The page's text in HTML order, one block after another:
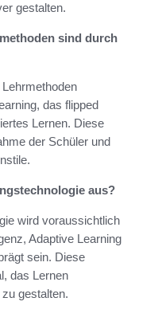
gestalten.
sind durch
das flipped
Lernen. Diese
der Schüler und
aus?
wird voraussichtlich
Adaptive Learning
sein. Diese
das Lernen
gestalten.